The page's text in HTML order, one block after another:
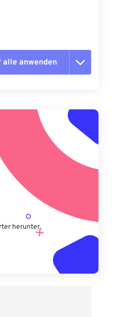
alle anwenden
anwenden
speichern
herunter.